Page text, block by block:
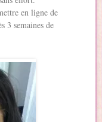
en ligne de
3 semaines de